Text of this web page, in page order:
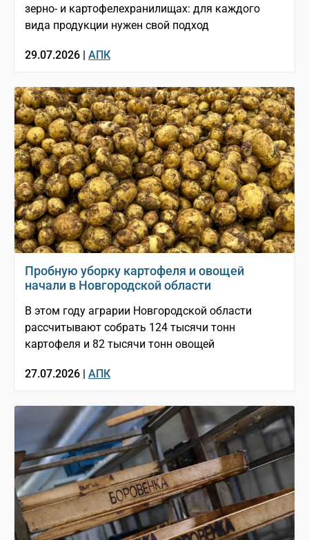
зерно- и картофелехранилищах: для каждого
вида продукции нужен свой подход
29.07.2026 | АПК
Пробную уборку картофеля и овощей
начали в Новгородской области
В этом году аграрии Новгородской области
рассчитывают собрать 124 тысячи тонн
картофеля и 82 тысячи тонн овощей
27.07.2026 | АПК